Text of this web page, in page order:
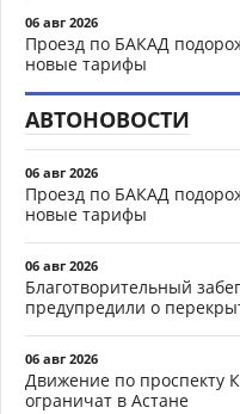
06 авг 2026
Проезд по БАКАД
новые тарифы
АВТОНОВОСТИ
06 авг 2026
Проезд по БАКАД
новые тарифы
06 авг 2026
Благотворительный
предупредили о
06 авг 2026
Движение по проспекту
ограничат в Астане